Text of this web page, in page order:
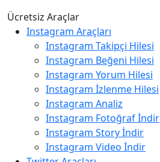
Ücretsiz Araçlar
Instagram Araçları
Instagram Takipçi Hilesi
Instagram Beğeni Hilesi
Instagram Yorum Hilesi
Instagram İzlenme Hilesi
Instagram Analiz
Instagram Fotoğraf İndir
Instagram Story İndir
Instagram Video İndir